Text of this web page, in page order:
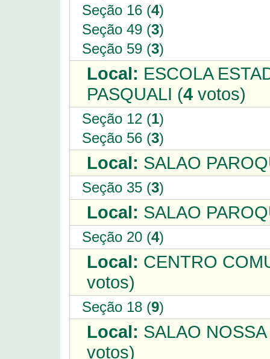
Seção 16 (4)
Seção 49 (3)
Seção 59 (3)
Local: ESCOLA
PASQUALI (4 votos)
Seção 12 (1)
Seção 56 (3)
Local: SALAO
Seção 35 (3)
Local: SALAO
Seção 20 (4)
Local: CENTRO
votos)
Seção 18 (9)
Local: SALAO
votos)